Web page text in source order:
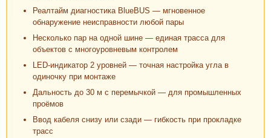
Реалтайм диагностика BlueBUS — мгновенное
обнаружение неисправности любой пары
Несколько пар на одной шине — единая трасса для
объектов с многоуровневым контролем
LED-индикатор 2 уровней — точная настройка угла в
одиночку при монтаже
Дальность до 30 м с перемычкой — для промышленных
проёмов
Ввод кабеля снизу или сзади — гибкость при прокладке
трасс